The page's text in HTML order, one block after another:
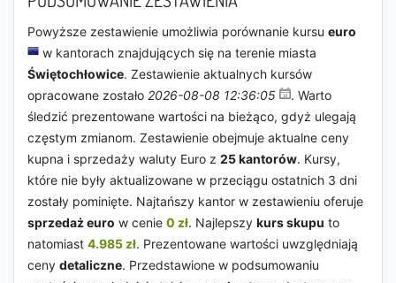
Powyższe zestawienie umożliwia porównanie kursu euro
w kantorach znajdujących się na terenie miasta
Świętochłowice. Zestawienie aktualnych kursów
opracowane zostało 2026-08-08 12:36:05
. Warto
śledzić prezentowane wartości na bieżąco, gdyż ulegają
częstym zmianom. Zestawienie obejmuje aktualne ceny
kupna i sprzedaży waluty Euro z 25 kantorów. Kursy,
które nie były aktualizowane w przeciągu ostatnich 3 dni
zostały pominięte. Najtańszy kantor w zestawieniu oferuje
sprzedaż euro w cenie 0 zł. Najlepszy kurs skupu to
natomiast 4.985 zł. Prezentowane wartości uwzględniają
ceny detaliczne. Przedstawione w podsumowaniu